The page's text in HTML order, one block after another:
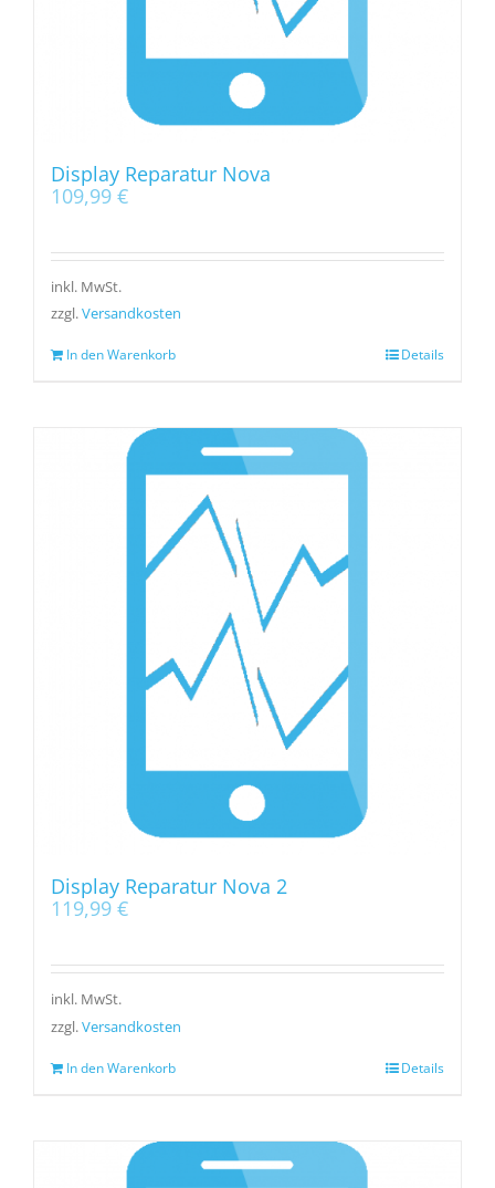
Display Reparatur Nova
109,99 €
inkl. MwSt.
zzgl.Versandkosten
In den Warenkorb Details
Display Reparatur Nova 2
119,99 €
inkl. MwSt.
zzgl.Versandkosten
In den Warenkorb Details